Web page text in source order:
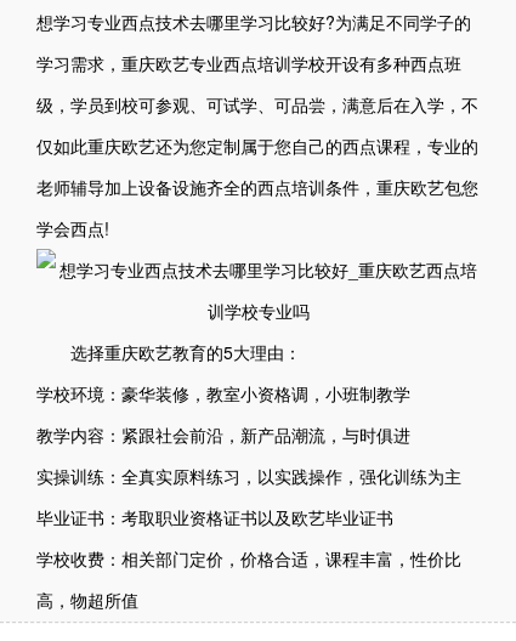
想学习专业西点技术去哪里学习比较好?为满足不同学子的
学习需求，重庆欧艺专业西点培训学校开设有多种西点班
级，学员到校可参观、可试学、可品尝，满意后在入学，不
仅如此重庆欧艺还为您定制属于您自己的西点课程，专业的
老师辅导加上设备设施齐全的西点培训条件，重庆欧艺包您
学会西点!
选择重庆欧艺教育的5大理由：
学校环境：豪华装修，教室小资格调，小班制教学
教学内容：紧跟社会前沿，新产品潮流，与时俱进
实操训练：全真实原料练习，以实践操作，强化训练为主
毕业证书：考取职业资格证书以及欧艺毕业证书
学校收费：相关部门定价，价格合适，课程丰富，性价比
高，物超所值